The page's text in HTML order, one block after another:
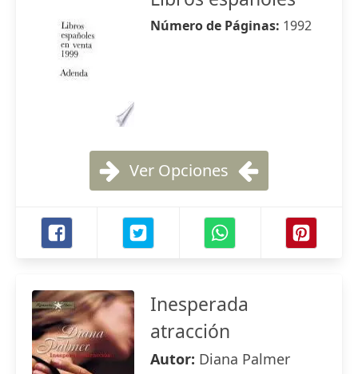
Número de Páginas: 1992
Ver Opciones
Inesperada
atracción
Autor: Diana Palmer